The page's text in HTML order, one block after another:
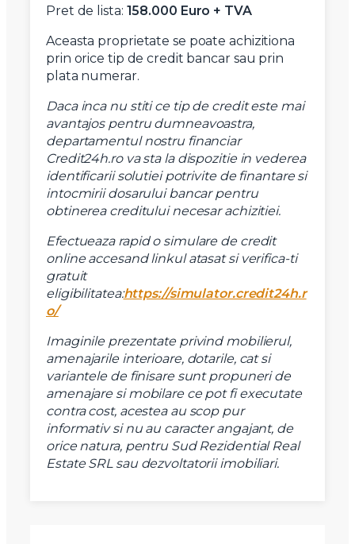
Pret de lista: 158.000 Euro + TVA
Aceasta proprietate se poate achizitiona
prin orice tip de credit bancar sau prin
plata numerar.
Daca inca nu stiti ce tip de credit este mai
avantajos pentru dumneavoastra,
departamentul nostru financiar
Credit24h.ro va sta la dispozitie in vederea
identificarii solutiei potrivite de finantare si
intocmirii dosarului bancar pentru
obtinerea creditului necesar achizitiei.
Efectueaza rapid o simulare de credit
online accesand linkul atasat si verifica-ti
gratuit
eligibilitatea:https://simulator.credit24h.r
o/
Imaginile prezentate privind mobilierul,
amenajarile interioare, dotarile, cat si
variantele de finisare sunt propuneri de
amenajare si mobilare ce pot fi executate
contra cost, acestea au scop pur
informativ si nu au caracter angajant, de
orice natura, pentru Sud Rezidential Real
Estate SRL sau dezvoltatorii imobiliari.
Mesaj
Am citit si sunt de acord cu termenii si conditiile
SudRezidential.ro
Sunt de acord cuprelucrarea datelor cu caracter personal